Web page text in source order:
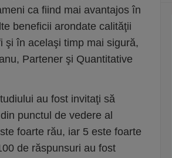
ca fiind mai avantajos în
beneficii arondate calităţii
şi în acelaşi timp mai sigură,
Partener şi Quantitative
au fost invitaţi să
punctul de vedere al
foarte rău, iar 5 este foarte
de răspunsuri au fost